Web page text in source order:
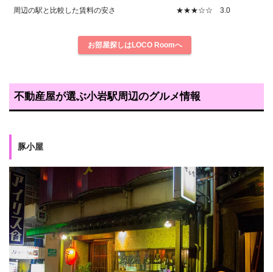
周辺の駅と比較した賃料の安さ ★★★☆☆ 3.0
お部屋探しはLOCO Roomへ
不動産屋が選ぶ小岩駅周辺のグルメ情報
豚小屋